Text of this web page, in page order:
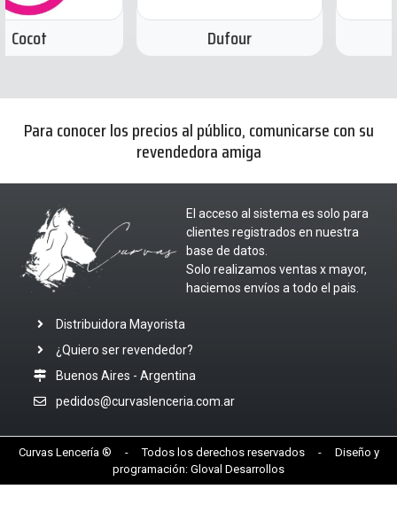
Para conocer los precios al público, comunicarse con su
revendedora amiga
El acceso al sistema es solo para
clientes registrados en nuestra
base de datos.
Solo realizamos ventas x mayor,
haciemos envíos a todo el pais.
Distribuidora Mayorista
¿Quiero ser revendedor?
Buenos Aires - Argentina
pedidos@curvaslenceria.com.ar
Curvas Lencería ® - Todos los derechos reservados - Diseño y
programación: Gloval Desarrollos